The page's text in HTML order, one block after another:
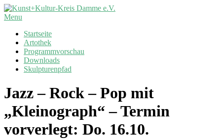
Skip
to
Kunst+Kultur-
Damme
Primary
Menu
Menu
Startseite
Artothek
Programmvorschau
Downloads
Skulpturenpfad
Jazz – Rock – Pop mit
„Kleinograph“ – Termin
vorverlegt: Do. 16.10.